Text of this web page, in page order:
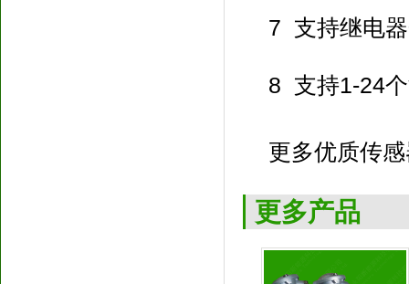
7 支持继电器
8 支持1-24个
更多优质传感
更多产品